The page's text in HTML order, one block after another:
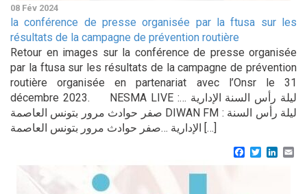
08 Fév 2024
la conférence de presse organisée par la ftusa sur les
résultats de la campagne de prévention routière
Retour en images sur la conférence de presse organisée
par la ftusa sur les résultats de la campagne de prévention
routière organisée en partenariat avec l’Onsr le 31
décembre 2023. NESMA LIVE :ليلة رأس السنة الإدارية …
صفر حوادث مرور بتونس العاصمة DIWAN FM : ليلة رأس السنة
الإدارية …صفر حوادث مرور بتونس العاصمة […]
Facebook
Twitter